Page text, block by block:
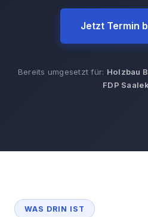
Jetzt Termin
Bereits umgesetzt für: Holzbau
FDP
WAS DRIN IST